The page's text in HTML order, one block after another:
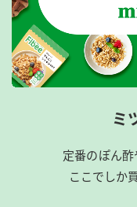
ミ
定番のぽん酢
ここでしか